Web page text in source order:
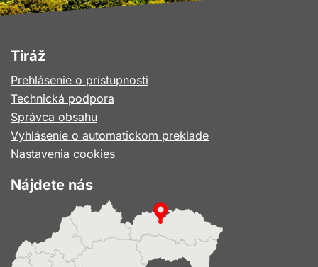
Tiráž
Prehlásenie o prístupnosti
Technická podpora
Správca obsahu
Vyhlásenie o automatickom preklade
Nastavenia cookies
Nájdete nás